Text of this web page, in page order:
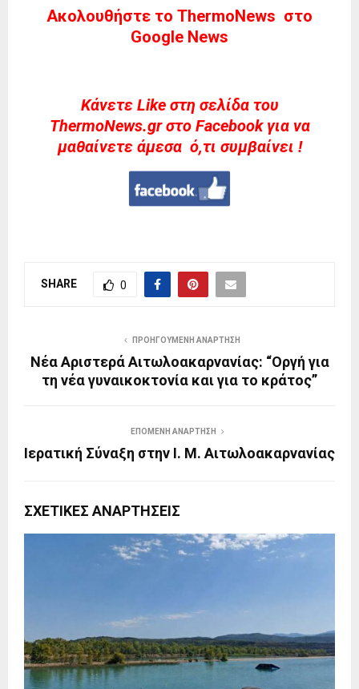
Ακολουθήστε το ThermoNews στο
Google News
Kάνετε Like στη σελίδα του
ThermoNews.gr στο Facebook για να
μαθαίνετε άμεσα ό,τι συμβαίνει !
SHARE 0
ΠΡΟΗΓΟΎΜΕΝΗ ΑΝΆΡΤΗΣΗ
Νέα Αριστερά Aιτωλοακαρνανίας: “Oργή για
τη νέα γυναικοκτονία και για το κράτος”
ΕΠΌΜΕΝΗ ΑΝΆΡΤΗΣΗ
Ιερατική Σύναξη στην Ι. Μ. Αιτωλοακαρνανίας
ΣΧΕΤΙΚΈΣ ΑΝΑΡΤΉΣΕΙΣ